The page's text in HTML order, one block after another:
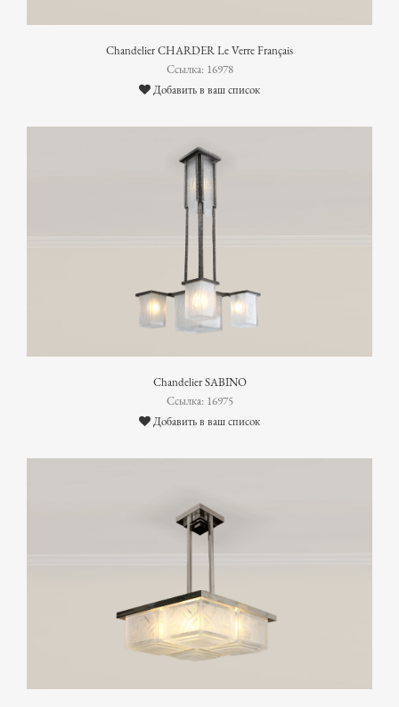
Chandelier CHARDER Le Verre Français
Ссылка: 16978
Добавить в ваш список
Chandelier SABINO
Ссылка: 16975
Добавить в ваш список